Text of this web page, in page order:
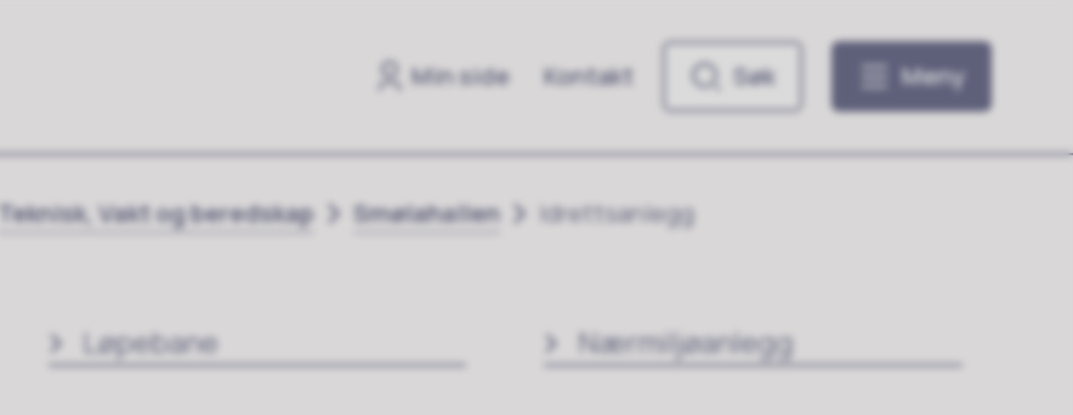
Min side Kontakt Søk Meny
Teknisk, Vakt og beredskap Smølahallen Idrettsanlegg
Løpebane Nærmiljøanlegg